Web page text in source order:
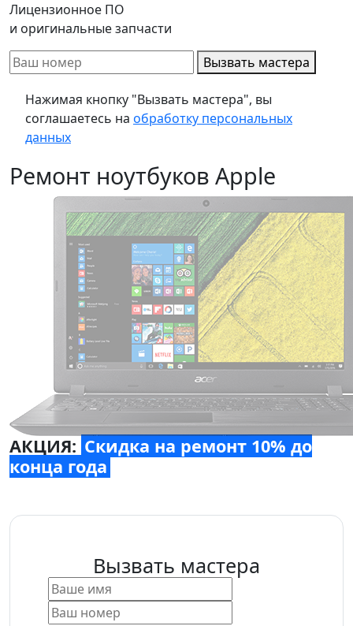
Лицензионное ПО
и оригинальные запчасти
Вызвать мастера
Нажимая кнопку "Вызвать мастера", вы
соглашаетесь на обработку персональных
данных
Ремонт ноутбуков Apple
АКЦИЯ: Скидка на ремонт 10% до
конца года
Вызвать мастера